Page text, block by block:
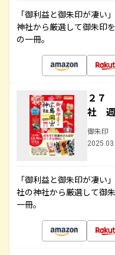
「御利益と御朱印が凄い
神社から厳選して御朱印
の一冊。
２７
社 週
御朱印
「御利益と御朱印が凄い
社の神社から厳選して御
一冊。